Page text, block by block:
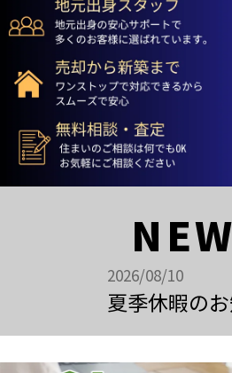
2026/08/10
夏季休暇の